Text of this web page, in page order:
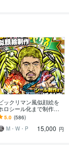
ックリマン風似顔絵を
ロシール化まで制作し
す 公式実績あり安心ク
リティ！短納期相談OK
ール制作対応可
5.0 (586)
M・W・P
15,000 円